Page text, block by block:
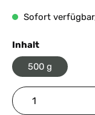
Sofort
Inhaltauswählen
500 g
Produkt